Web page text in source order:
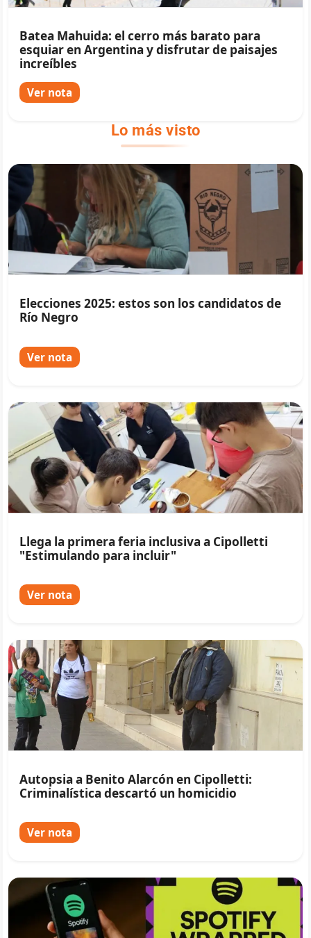
Batea Mahuida: el cerro más barato para
esquiar en Argentina y disfrutar de paisajes
increíbles
Ver nota
Lo más visto
Elecciones 2025: estos son los candidatos de
Río Negro
Ver nota
Llega la primera feria inclusiva a Cipolletti
"Estimulando para incluir"
Ver nota
Autopsia a Benito Alarcón en Cipolletti:
Criminalística descartó un homicidio
Ver nota